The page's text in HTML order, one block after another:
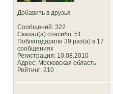
Добавить в друзья
Сообщений: 322
Сказал(а) спасибо: 51
Поблагодарили 39 раз(а) в 17
сообщениях
Регистрация: 10.08.2010
Адрес: Московская область
Рейтинг: 210